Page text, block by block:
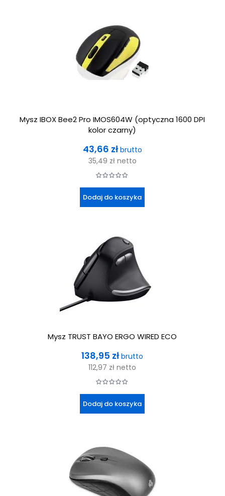
Mysz IBOX Bee2 Pro IMOS604W (optyczna 1600 DPI
kolor czarny)
Cena
43,66 zł brutto
35,49 zł netto
Dodaj do koszyka
Mysz TRUST BAYO ERGO WIRED ECO
Cena
138,95 zł brutto
112,97 zł netto
Dodaj do koszyka